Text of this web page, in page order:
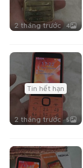
2 tháng trước 4
Tin hết hạn
2 tháng trước 5